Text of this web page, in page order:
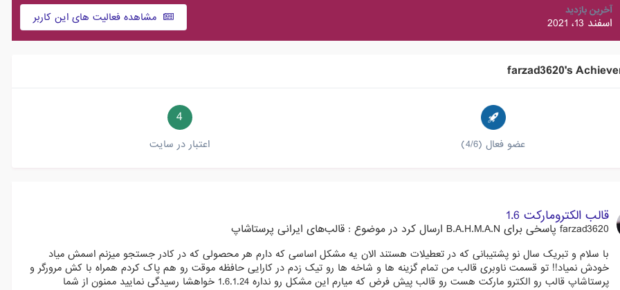
مشاهده فعالیت های این کاربر آخرین بازدید
اسفند 13، 2021
farzad3620's
عضو فعال (4/6)
4
اعتبار در سایت
قالب الکترومارکت 1.6
farzad3620 پاسخی برای B.A.H.M.A.N ارسال کرد در موضوع : قالب‌های ایرانی پرستاشاپ
با سلام و تبریک سال نو پشتیبانی که در تعطیلات هستند الان یه مشکل اساسی که دارم هر محصولی که در کادر جستجو میزنم اسمش میاد
خودش نمیاد!! تو قسمت ناوبری قالب من تمام گزینه ها و شاخه ها رو تیک زدم در کارایی حافظه موقت رو هم پاک کردم همراه با کش مرورگر و
پرستاشاپ قالب رو الکترو مارکت هست رو قالب پیش فرض که میارم این مشکل رو نداره 1.6.1.24 خواهشا رسیدگی نمایید ممنون از شما